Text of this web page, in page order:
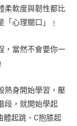
柔軟度與韌性都比
心理關口」﹗
，當然不會要你一
熱身開始學習，壓
段，就開始學起
體起跳、C抱膝起